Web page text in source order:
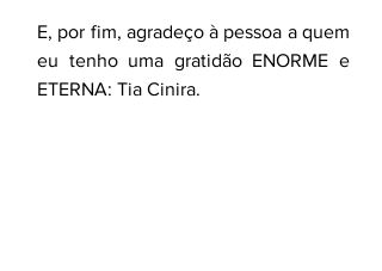
E, por fim, agradeço à pessoa a quem
eu tenho uma gratidão ENORME e
ETERNA: Tia Cinira.